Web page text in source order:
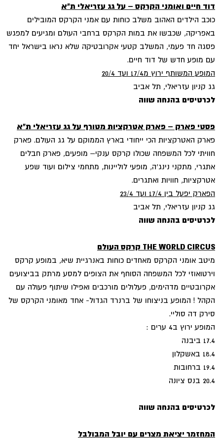
דוד חיים ואומני הקרקס – על גג עזריאלי ת"א
כוכב הילדים האהוב משלב כוחות עם אמני הקרקס המובילים
באפריקה, שכבשו את במות הקרקס ברחבי העולם ומגיעים למפגש
פסגה חד פעמי, המשלב קטעי אקרובטיקה שלא נראו בישראל יחד
עם מופע חדש של דוד חיים.
המופע המשותף ירוץ מ17/4 ועד 20/4
גג קניון עזריאלי, תל אביב
לכרטיסים בהנחה שווה
פסטי פארק – פארק אטרקציות מטורף על גג עזריאלי ת"א
פארק האטרקציות הכי ייחודי בארץ הממוקם על גג העולם. פארק
חוויתי לכל המשפחה שכולו קרקס ענקי– מופעים, פארק חבלים
אתגרי, מתקני נינג'ה, מופעי לוליינות, מתחמי צילום ועוד שפע
אטרקציות, חוויות ואתגרים.
הפארק יפעל בין 17/4 ועד 23/4
גג קניון עזריאלי, תל אביב
לכרטיסים בהנחה שווה
THE WORLD CIRCUS קרקס העולם
מיטב אומני הקרקס מאחדים כוחות באנרגיית שיא, במופע קרקס
וירטואוזי לכל המשפחה הסוחף את הצופים למסע מרתק בביצועים
אקרובטיים מדהימים, פעלולים מורכבים ואפילו שיתוף פעולה עם
הקהל ! המופע בניצוחו של ברנרד הגדול- אחד מאומני הקרקס של
סירק דה סוליי.
המופע ירוץ ב4 ערים :
17.4 ביבנה
18.4 באשקלון
19.4 ברחובות
20.4 בנס ציונה
לכרטיסים בהנחה שווה
המחזמר יציאת מצרים עם יובל המבולבל